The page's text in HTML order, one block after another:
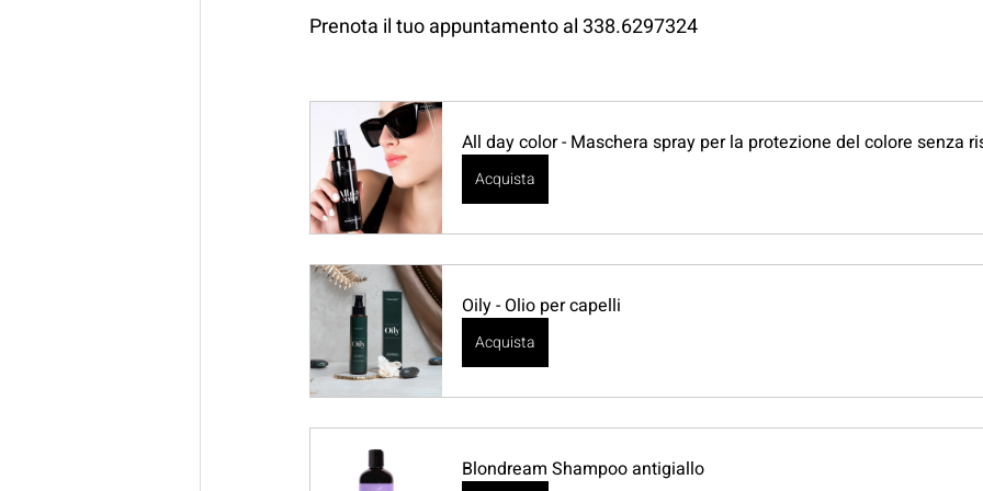
Prenota il tuo appuntamento al 338.6297324
All day color - Maschera spray per la protezione del colore senza
Acquista
Oily - Olio per capelli
Acquista
Blondream Shampoo antigiallo